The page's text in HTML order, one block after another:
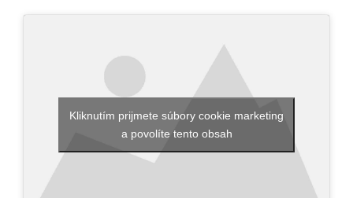
Kliknutím prijmete súbory cookie marketing
a povolíte tento obsah